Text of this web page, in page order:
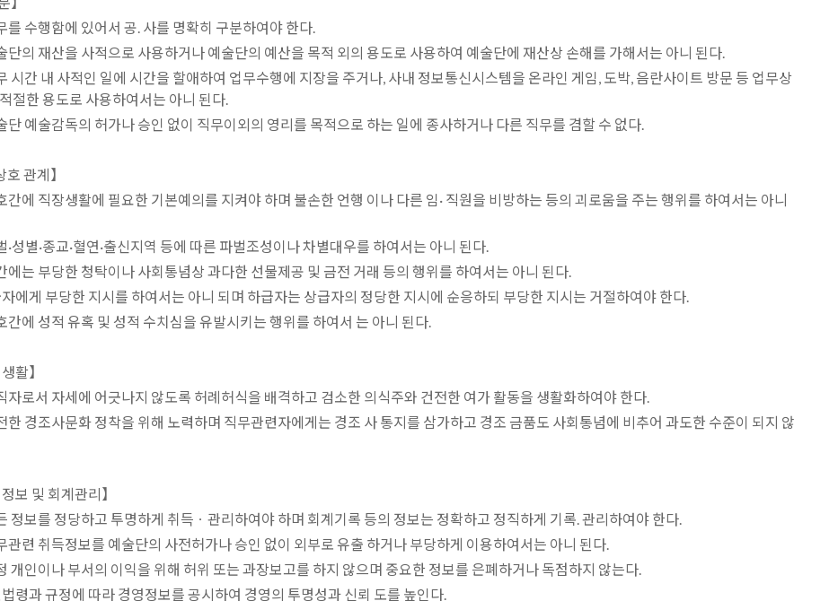
를 수행함에 있어서 공. 사를 명확히 구분하여야 한다.
단의 재산을 사적으로 사용하거나 예술단의 예산을 목적 외의 용도로 사용하여 예술단에 재산상 손해를 가해서는 아니 된다.
시간 내 사적인 일에 시간을 할애하여 업무수행에 지장을 주거나, 사내 정보통신시스템을 온라인 게임, 도박, 음란사이트 방문 등 업무상
절한 용도로 사용하여서는 아니 된다.
단 예술감독의 허가나 승인 없이 직무이외의 영리를 목적으로 하는 일에 종사하거나 다른 직무를 겸할 수 없다.
관계】
간에 직장생활에 필요한 기본예의를 지켜야 하며 불손한 언행 이나 다른 임· 직원을 비방하는 등의 괴로움을 주는 행위를 하여서는 아니
성별·종교·혈연·출신지역 등에 따른 파벌조성이나 차별대우를 하여서는 아니 된다.
에는 부당한 청탁이나 사회통념상 과다한 선물제공 및 금전 거래 등의 행위를 하여서는 아니 된다.
에게 부당한 지시를 하여서는 아니 되며 하급자는 상급자의 정당한 지시에 순응하되 부당한 지시는 거절하여야 한다.
간에 성적 유혹 및 성적 수치심을 유발시키는 행위를 하여서 는 아니 된다.
활】
자로서 자세에 어긋나지 않도록 허례허식을 배격하고 검소한 의식주와 건전한 여가 활동을 생활화하여야 한다.
한 경조사문화 정착을 위해 노력하며 직무관련자에게는 경조 사 통지를 삼가하고 경조 금품도 사회통념에 비추어 과도한 수준이 되지 않
보 및 회계관리】
정보를 정당하고 투명하게 취득ㆍ관리하여야 하며 회계기록 등의 정보는 정확하고 정직하게 기록. 관리하여야 한다.
관련 취득정보를 예술단의 사전허가나 승인 없이 외부로 유출 하거나 부당하게 이용하여서는 아니 된다.
개인이나 부서의 이익을 위해 허위 또는 과장보고를 하지 않으며 중요한 정보를 은폐하거나 독점하지 않는다.
령과 규정에 따라 경영정보를 공시하여 경영의 투명성과 신뢰 도를 높인다.